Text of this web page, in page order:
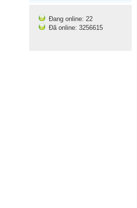
Đang online: 22
Đã online: 3256615